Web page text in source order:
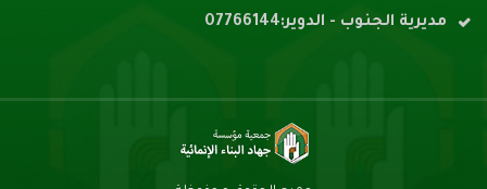
مديرية الجنوب - الدوير:07766144